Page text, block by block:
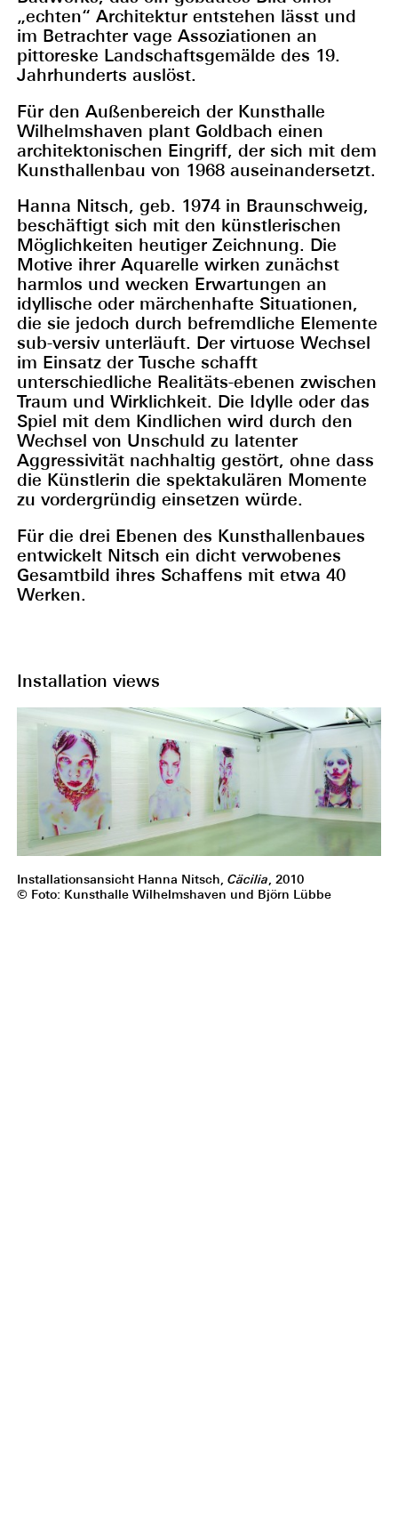
„echten“ Architektur entstehen lässt und
im Betrachter vage Assoziationen an
pittoreske Landschaftsgemälde des 19.
Jahrhunderts auslöst.
Für den Außenbereich der Kunsthalle
Wilhelmshaven plant Goldbach einen
architektonischen Eingriff, der sich mit dem
Kunsthallenbau von 1968 auseinandersetzt.
Hanna Nitsch, geb. 1974 in Braunschweig,
beschäftigt sich mit den künstlerischen
Möglichkeiten heutiger Zeichnung. Die
Motive ihrer Aquarelle wirken zunächst
harmlos und wecken Erwartungen an
idyllische oder märchenhafte Situationen,
die sie jedoch durch befremdliche Elemente
sub-versiv unterläuft. Der virtuose Wechsel
im Einsatz der Tusche schafft
unterschiedliche Realitäts-ebenen zwischen
Traum und Wirklichkeit. Die Idylle oder das
Spiel mit dem Kindlichen wird durch den
Wechsel von Unschuld zu latenter
Aggressivität nachhaltig gestört, ohne dass
die Künstlerin die spektakulären Momente
zu vordergründig einsetzen würde.
Für die drei Ebenen des Kunsthallenbaues
entwickelt Nitsch ein dicht verwobenes
Gesamtbild ihres Schaffens mit etwa 40
Werken.
Installation views
Installationsansicht Hanna Nitsch, Cäcilia, 2010
© Foto: Kunsthalle Wilhelmshaven und Björn Lübbe